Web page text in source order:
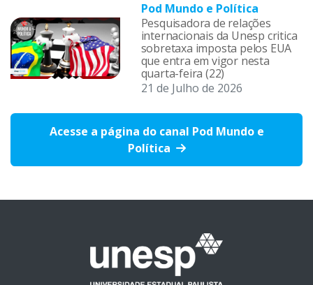
Pod Mundo e Política
Pesquisadora de relações
internacionais da Unesp critica
sobretaxa imposta pelos EUA
que entra em vigor nesta
quarta-feira (22)
21 de Julho de 2026
Acesse a página do canal Pod Mundo e
Política